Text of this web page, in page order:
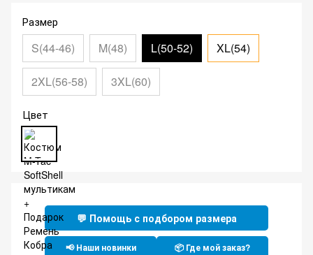
Размер
S(44-46) M(48) L(50-52) XL(54)
2XL(56-58) 3XL(60)
Цвет
💬 Помощь с подбором размера
📢 Наши новинки 📦 Где мой заказ?